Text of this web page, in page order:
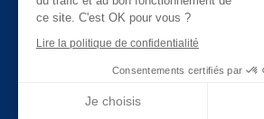
Mentions légales
ce site. C'est OK pour vous ?
Lire la politique de confidentialité
Consentements certifiés par
Je choisis